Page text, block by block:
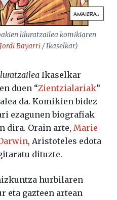
liluratzailea komikiaren
Jordi Bayarri/ Ikaselkar)
Ikaselkar
duen “Zientzialariak”
da. Komikien bidez
ezagunen biografiak
dira. Orain arte, Marie
, Aristoteles edota
dituzte.
hurbilaren
eta gazteen artean